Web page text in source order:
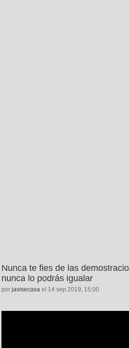
Nunca te fies de las
nunca lo podrás igualar
por javisecasa el 14 sep 2019, 15:00